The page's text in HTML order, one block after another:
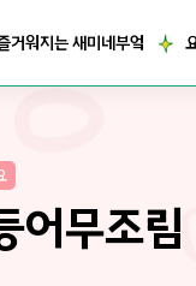
거워지는 새미네부엌
어무조